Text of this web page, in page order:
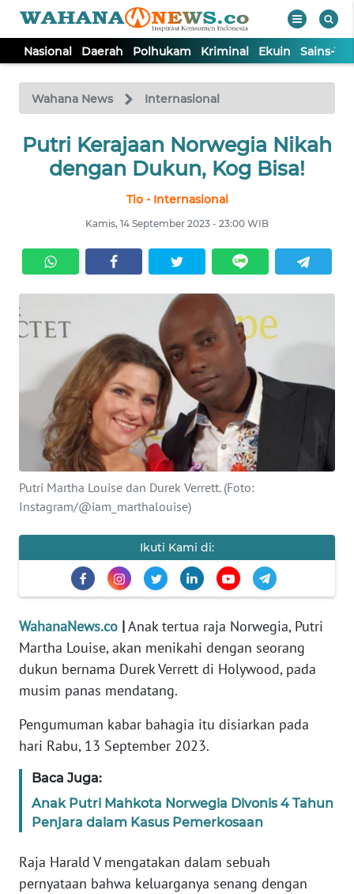
Nasional Daerah Polhukam Kriminal Ekuin Sains-
Wahana News Internasional
Putri Kerajaan Norwegia Nikah
dengan Dukun, Kog Bisa!
Tio - Internasional
Kamis, 14 September 2023 - 23:00 WIB
Putri Martha Louise dan Durek Verrett. (Foto:
Instagram/@iam_marthalouise)
Ikuti Kami di:
WahanaNews.co |Anak tertua raja Norwegia, Putri
Martha Louise, akan menikahi dengan seorang
dukun bernama Durek Verrett di Holywood, pada
musim panas mendatang.
Pengumuman kabar bahagia itu disiarkan pada
hari Rabu, 13 September 2023.
Baca Juga:
Anak Putri Mahkota Norwegia Divonis 4 Tahun
Penjara dalam Kasus Pemerkosaan
Raja Harald V mengatakan dalam sebuah
pernyataan bahwa keluarganya senang dengan
TV
Tutup
NASIONAL
KRIMINAL
EKUIN
SAINS-TEKNO
KESEHATAN
INTERNASIONAL
SERBA-SERBI
PENDIDIKAN
OLAHRAGA
OPINI
EDITORIAL
INDEKS
KONTAK
KAMI
INFO
IKLAN